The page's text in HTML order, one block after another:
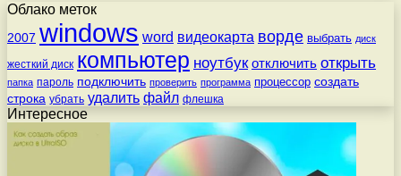
Облако меток
2007 windows word видеокарта ворде выбрать диск
жесткий диск компьютер ноутбук отключить открыть
папка пароль подключить проверить программа процессор создать
строка убрать удалить файл флешка
Интересное